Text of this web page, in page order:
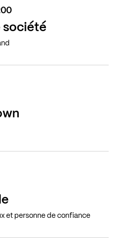
société
et personne de confiance